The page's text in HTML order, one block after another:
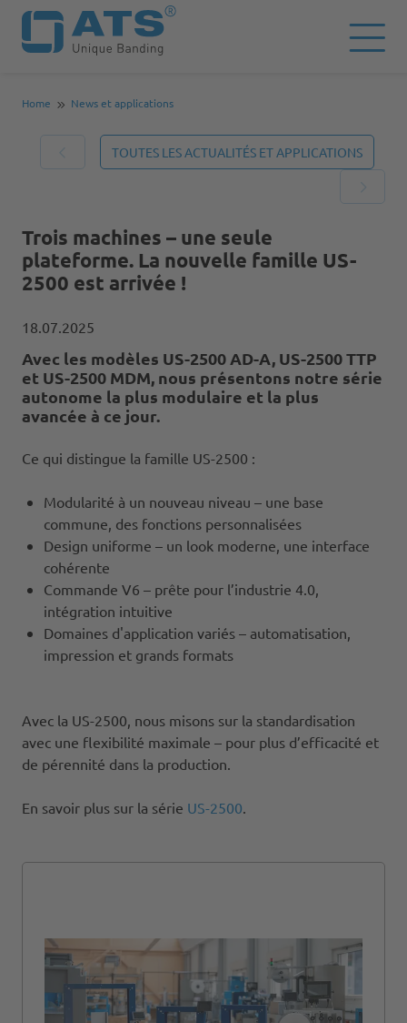
Home News et applications
TOUTES LES ACTUALITÉS ET APPLICATIONS
Trois machines – une seule
plateforme. La nouvelle famille US-
2500 est arrivée !
18.07.2025
Avec les modèles US-2500 AD-A, US-2500 TTP
et US-2500 MDM, nous présentons notre série
autonome la plus modulaire et la plus
avancée à ce jour.
Ce qui distingue la famille US-2500 :
Modularité à un nouveau niveau – une base
commune, des fonctions personnalisées
Design uniforme – un look moderne, une interface
cohérente
Commande V6 – prête pour l’industrie 4.0,
intégration intuitive
Domaines d'application variés – automatisation,
impression et grands formats
Avec la US-2500, nous misons sur la standardisation
avec une flexibilité maximale – pour plus d’efficacité et
de pérennité dans la production.
En savoir plus sur la série US-2500